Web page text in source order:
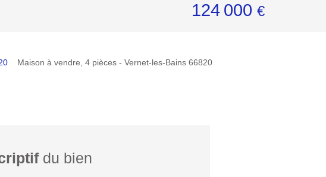
124 000 €
Maison à vendre, 4 pièces - Vernet-les-Bains 66820
du bien